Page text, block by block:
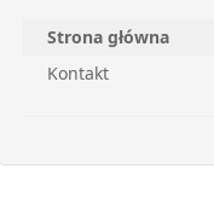
Strona główna
Kontakt